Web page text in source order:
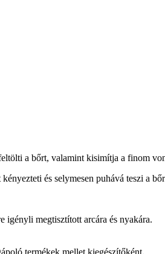
a bőrt, valamint kisimítja a finom
és selymesen puhává teszi a
igényli megtisztított arcára és nyakára.